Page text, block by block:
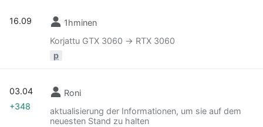
1hminen
Korjattu GTX 3060 -> RTX 3060
p
16.09
Roni
aktualisierung der Informationen, um sie auf dem
neuesten Stand zu halten
03.04
+348